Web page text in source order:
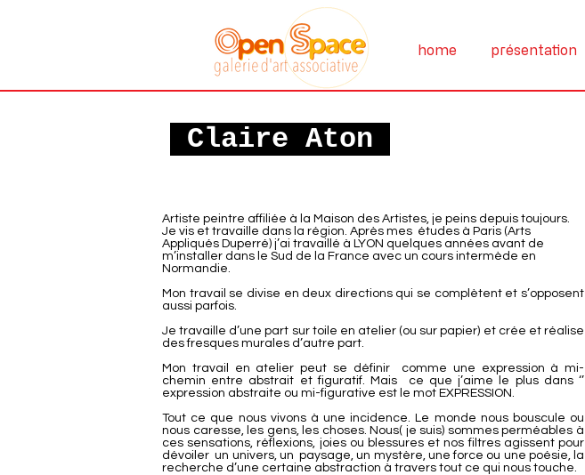
Galerie art
associative
home présentation
Claire Aton
Artiste peintre affiliée à la Maison des Artistes, je peins depuis toujours.
Je vis et travaille dans la région. Après mes études à Paris (Arts
Appliqués Duperré) j’ai travaillé à LYON quelques années avant de
m’installer dans le Sud de la France avec un cours intermède en
Normandie.
Mon travail se divise en deux directions qui se complètent et s’opposent
aussi parfois.
Je travaille d’une part sur toile en atelier (ou sur papier) et crée et réalise
des fresques murales d’autre part.
Mon travail en atelier peut se définir comme une expression à mi-
chemin entre abstrait et figuratif. Mais ce que j’aime le plus dans ‘’
expression abstraite ou mi-figurative est le mot EXPRESSION.
Tout ce que nous vivons à une incidence. Le monde nous bouscule ou
nous caresse, les gens, les choses. Nous( je suis) sommes perméables à
ces sensations, réflexions, joies ou blessures et nos filtres agissent pour
dévoiler un univers, un paysage, un mystère, une force ou une poésie, la
recherche d’une certaine abstraction à travers tout ce qui nous touche.